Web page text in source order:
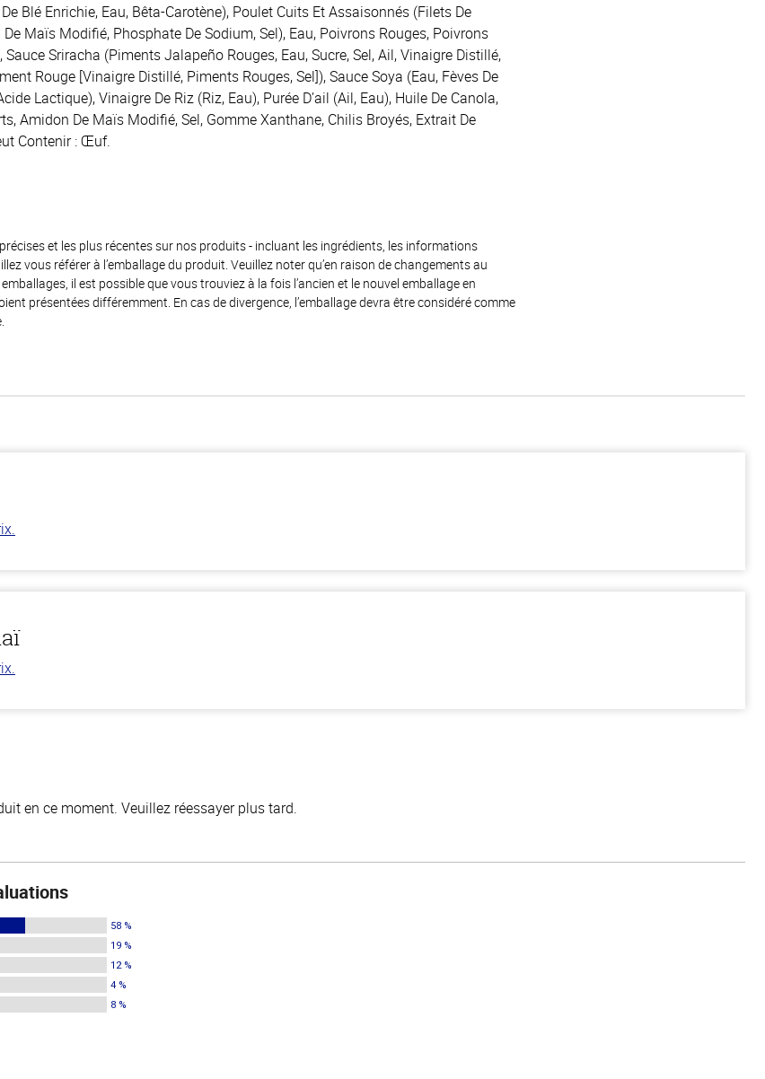
Blé Enrichie, Eau, Bêta-Carotène), Poulet Cuits Et Assaisonnés (Filets De
Maïs Modifié, Phosphate De Sodium, Sel), Eau, Poivrons Rouges, Poivrons
Sriracha (Piments Jalapeño Rouges, Eau, Sucre, Sel, Ail, Vinaigre Distillé,
Rouge [Vinaigre Distillé, Piments Rouges, Sel]), Sauce Soya (Eau, Fèves De
Lactique), Vinaigre De Riz (Riz, Eau), Purée D’ail (Ail, Eau), Huile De Canola,
Amidon De Maïs Modifié, Sel, Gomme Xanthane, Chilis Broyés, Extrait De
Contenir : Œuf.
et les plus récentes sur nos produits - incluant les ingrédients, les informations
vous référer à l’emballage du produit. Veuillez noter qu’en raison de changements au
il est possible que vous trouviez à la fois l’ancien et le nouvel emballage en
présentées différemment. En cas de divergence, l’emballage devra être considéré comme
en ce moment. Veuillez réessayer plus tard.
58 %
19 %
12 %
4 %
8 %